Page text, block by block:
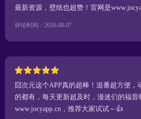
最新资源，壁纸也超赞！官网是
评论时间：2026-08-07
囧次元这个APP真的超棒！追番超方便，
的都有，每天更新超及时，漫迷们的福音
www.jocyapp.cn，推荐大家试试～👍